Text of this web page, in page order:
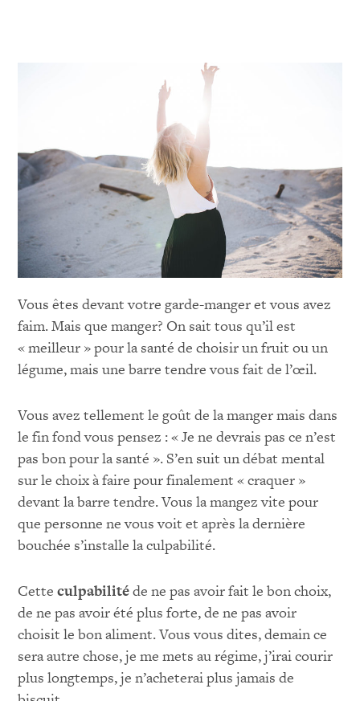
Vous êtes devant votre garde-manger et vous avez
faim. Mais que manger? On sait tous qu’il est
« meilleur » pour la santé de choisir un fruit ou un
légume, mais une barre tendre vous fait de l’œil.
Vous avez tellement le goût de la manger mais dans
le fin fond vous pensez : « Je ne devrais pas ce n’est
pas bon pour la santé ». S’en suit un débat mental
sur le choix à faire pour finalement « craquer »
devant la barre tendre. Vous la mangez vite pour
que personne ne vous voit et après la dernière
bouchée s’installe la culpabilité.
Cette culpabilitéde ne pas avoir fait le bon choix,
de ne pas avoir été plus forte, de ne pas avoir
choisit le bon aliment. Vous vous dites, demain ce
sera autre chose, je me mets au régime, j’irai courir
plus longtemps, je n’acheterai plus jamais de